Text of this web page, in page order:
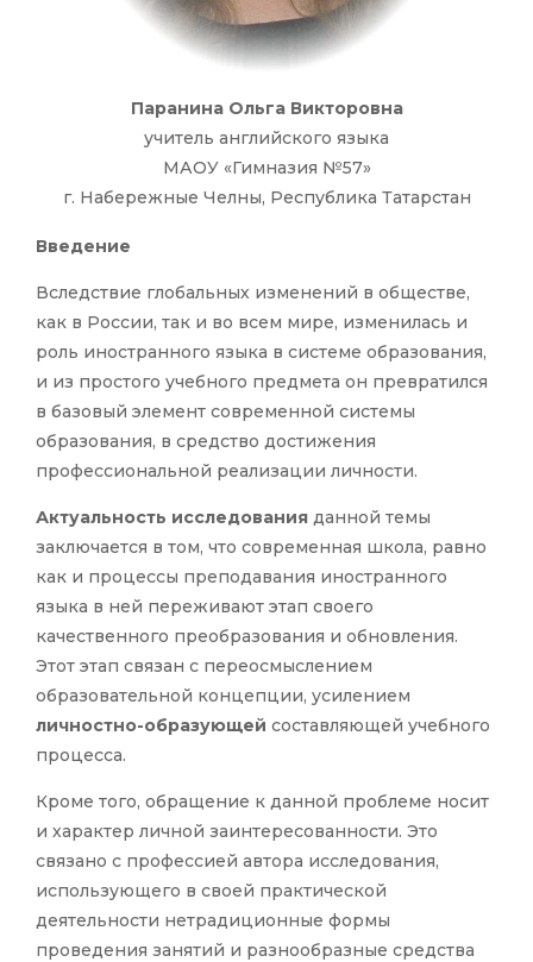
Паранина Ольга Викторовна
учитель английского языка
МАОУ «Гимназия №57»
г. Набережные Челны, Республика Татарстан
Введение
Вследствие глобальных изменений в обществе,
как в России, так и во всем мире, изменилась и
роль иностранного языка в системе образования,
и из простого учебного предмета он превратился
в базовый элемент современной системы
образования, в средство достижения
профессиональной реализации личности.
Актуальность исследования данной темы
заключается в том, что современная школа, равно
как и процессы преподавания иностранного
языка в ней переживают этап своего
качественного преобразования и обновления.
Этот этап связан с переосмыслением
образовательной концепции, усилением
личностно-образующей составляющей учебного
процесса.
Кроме того, обращение к данной проблеме носит
и характер личной заинтересованности. Это
связано с профессией автора исследования,
использующего в своей практической
деятельности нетрадиционные формы
проведения занятий и разнообразные средства